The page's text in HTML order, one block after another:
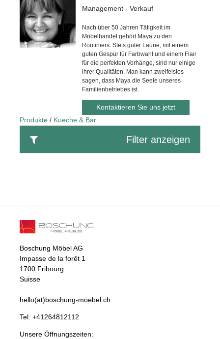
Management - Verkauf
Nach über 50 Jahren Tätigkeit im
Möbelhandel gehört Maya zu den
Routiniers. Stets guter Laune, mit einem
guten Gespür für Farbwahl und einem Flair
für die perfekten Vorhänge, sind nur einige
ihrer Qualitäten. Man kann zweifelslos
sagen, dass Maya die Seele unseres
Familienbetriebes ist.
Kontaktieren Sie uns jetzt
Produkte
Kueche & Bar
Filter anzeigen
Boschung Möbel AG
Impasse de la forêt 1
1700 Fribourg
Suisse
hello(at)boschung-moebel.ch
Tel: +41264812112
Unsere Öffnungszeiten: